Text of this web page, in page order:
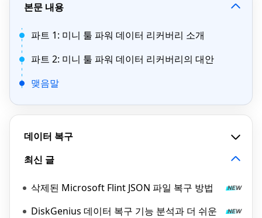
본문 내용
파트 1: 미니 툴 파워 데이터 리커버리 소개
파트 2: 미니 툴 파워 데이터 리커버리의 대안
맺음말
데이터 복구
최신 글
삭제된 Microsoft Flint JSON 파일 복구 방법
DiskGenius 데이터 복구 기능 분석과 더 쉬운